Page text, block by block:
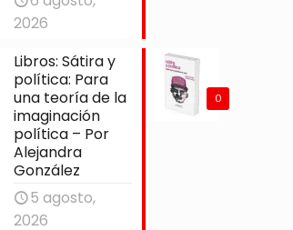
2026
0
Libros: Sátira y
política: Para
una teoría de la
imaginación
política – Por
Alejandra
González
5 agosto,
2026